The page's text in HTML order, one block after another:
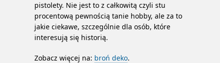
pistolety. Nie jest to z całkowitą czyli stu
procentową pewnością tanie hobby, ale za to
jakie ciekawe, szczególnie dla osób, które
interesują się historią.
Zobacz więcej na: broń deko.